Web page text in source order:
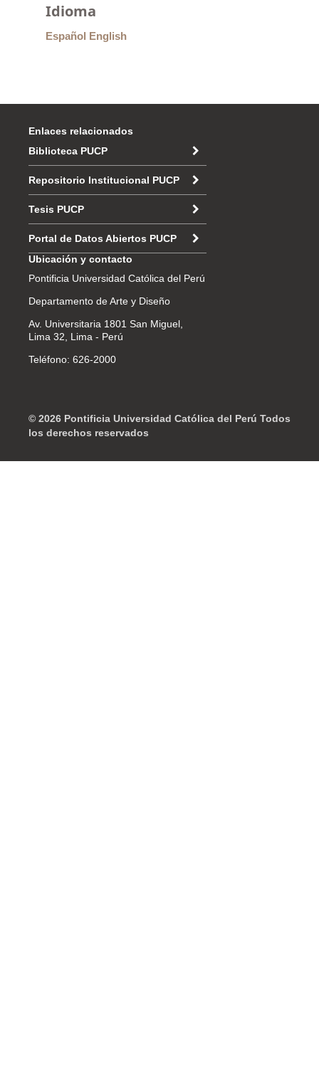
Idioma
Español English
Enlaces relacionados
Biblioteca PUCP
Repositorio Institucional PUCP
Tesis PUCP
Portal de Datos Abiertos PUCP
Ubicación y contacto
Pontificia Universidad Católica del Perú
Departamento de Arte y Diseño
Av. Universitaria 1801 San Miguel,
Lima 32, Lima - Perú
Teléfono: 626-2000
© 2026 Pontificia Universidad Católica del Perú Todos
los derechos reservados